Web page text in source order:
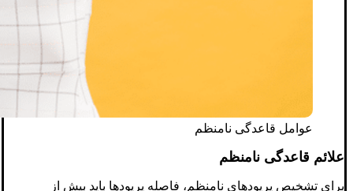
عوامل قاعدگی نامنظم
علائم قاعدگی نامنظم
برای تشخیص پریودهای نامنظم، فاصله پریودها باید بیش از